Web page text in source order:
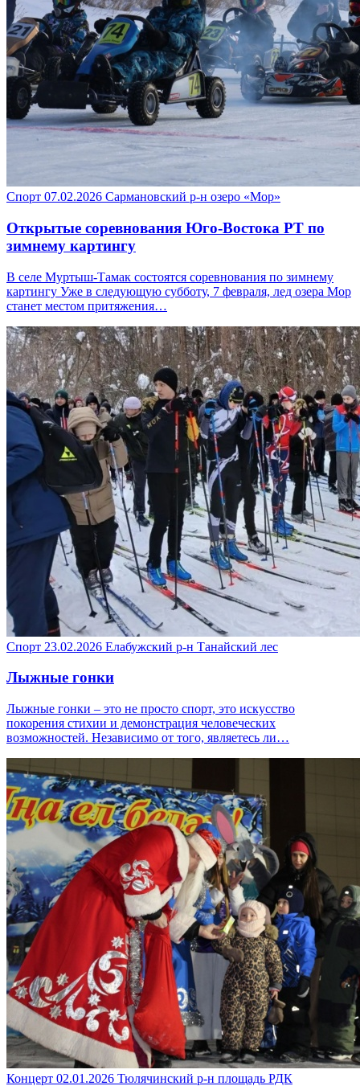
Спорт 07.02.2026 Сармановский р-н озеро «Мор»
Открытые соревнования Юго-Востока РТ по
зимнему картингу
В селе Муртыш-Тамак состоятся соревнования по зимнему
картингу Уже в следующую субботу, 7 февраля, лед озера Мор
станет местом притяжения…
Спорт 23.02.2026 Елабужский р-н Танайский лес
Лыжные гонки
Лыжные гонки – это не просто спорт, это искусство
покорения стихии и демонстрация человеческих
возможностей. Независимо от того, являетесь ли…
Концерт 02.01.2026 Тюлячинский р-н площадь РДК